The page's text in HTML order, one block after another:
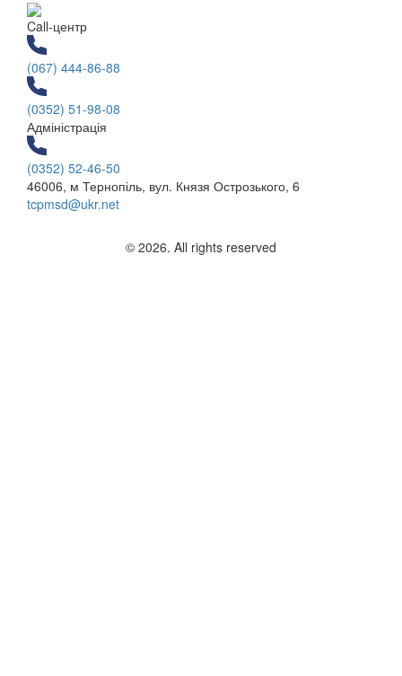
Call-центр
(067) 444-86-88
(0352) 51-98-08
Адміністрація
(0352) 52-46-50
46006, м Тернопіль, вул. Князя Острозького, 6
tcpmsd@ukr.net
© 2026. All rights reserved